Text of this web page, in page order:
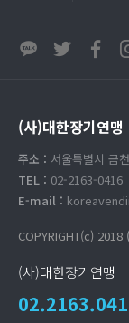
(사)대한장기연맹
주소 : 서울특별시 금
TEL : 02-2163-0416
E-mail :
COPYRIGHT(c) 2018
(사)대한장기연맹